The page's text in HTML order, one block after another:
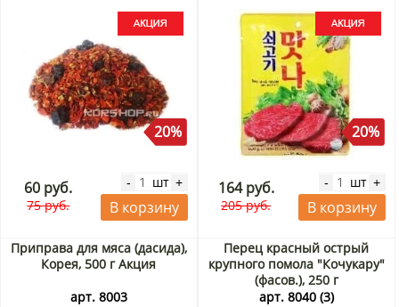
20%
60 руб.
75 руб.
- шт +
В корзину
20%
164 руб.
205 руб.
- шт +
В корзину
Приправа для мяса (дасида),
Корея, 500 г Акция
арт. 8003
Перец красный острый
крупного помола "Кочукару"
(фасов.), 250 г
арт. 8040 (3)